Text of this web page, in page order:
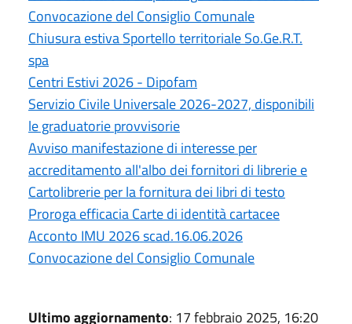
Convocazione del Consiglio Comunale
Chiusura estiva Sportello territoriale So.Ge.R.T.
spa
Centri Estivi 2026 - Dipofam
Servizio Civile Universale 2026-2027, disponibili
le graduatorie provvisorie
Avviso manifestazione di interesse per
accreditamento all'albo dei fornitori di librerie e
Cartolibrerie per la fornitura dei libri di testo
Proroga efficacia Carte di identità cartacee
Acconto IMU 2026 scad.16.06.2026
Convocazione del Consiglio Comunale
Ultimo aggiornamento: 17 febbraio 2025, 16:20